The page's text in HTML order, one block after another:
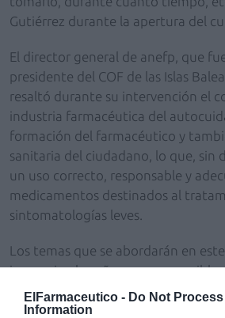
ElFarmaceutico - Do Not
Information
Gutiérrez durante la apertura del
El director general de anefp, que
presidente del COF de las Islas
resaltó durante su intervención el
industria farmacéutica del
formación del farmacéutico y
sanitaria del ciudadano, lo que, sin
un uso correcto, responsable y
medicamentos destinados al
sintomatologías leves.
Los temas que se abordarán en
insomnio al sueño, un paso
sobrepeso desde la farmacia»,
plantas medicinales», «Tabaquismo y